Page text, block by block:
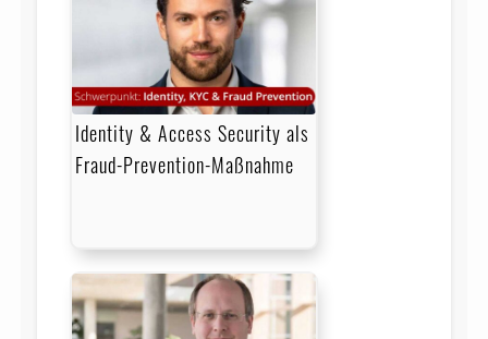
Identity & Access Security als
Fraud-Prevention-Maßnahme